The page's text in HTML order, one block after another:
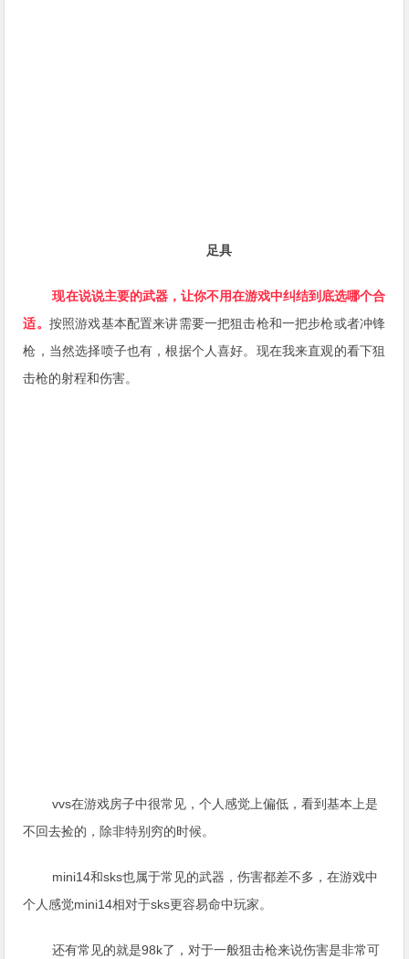
足具
现在说说主要的武器，让你不用在游戏中纠结到底选哪个合
适。 按照游戏基本配置来讲需要一把狙击枪和一把步枪或者冲锋
枪，当然选择喷子也有，根据个人喜好。现在我来直观的看下狙
击枪的射程和伤害。
vvs在游戏房子中很常见，个人感觉上偏低，看到基本上是
不回去捡的，除非特别穷的时候。
mini14和sks也属于常见的武器，伤害都差不多，在游戏中
个人感觉mini14相对于sks更容易命中玩家。
还有常见的就是98k了，对于一般狙击枪来说伤害是非常可